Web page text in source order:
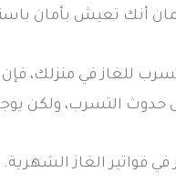
أنك تعيش بأمان
للغاز في منزلك، فإن
في فواتير الغاز الشهرية.